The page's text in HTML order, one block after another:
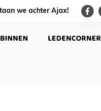
we achter Ajax!
LEDENCORNER